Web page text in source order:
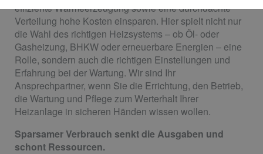
effiziente Wärmeerzeugung sowie eine durchdachte
Verteilung hohe Kosten einsparen. Hier spielt nicht nur
die Wahl des richtigen Heizsystems – ob Öl- oder
Gasheizung, BHKW oder erneuerbare Energien – eine
Rolle, sondern auch die richtigen Einstellungen und
Erfahrung bei der Wartung. Wir sind Ihr
Ansprechpartner, wenn Sie die Errichtung, den Betrieb,
die Wartung und Pflege zum Werterhalt Ihrer
Heizanlage in sicheren Händen wissen wollen.
Sparsamer Verbrauch senkt die Ausgaben und
schont Ressourcen.